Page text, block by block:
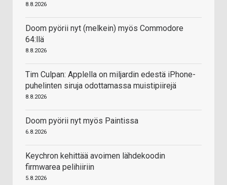
8.8.2026
Doom pyörii nyt (melkein) myös Commodore
64:llä
8.8.2026
Tim Culpan: Applella on miljardin edestä iPhone-
puhelinten siruja odottamassa muistipiirejä
8.8.2026
Doom pyörii nyt myös Paintissa
6.8.2026
Keychron kehittää avoimen lähdekoodin
firmwarea pelihiiriin
5.8.2026